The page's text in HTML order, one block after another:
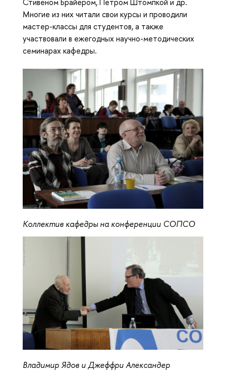
Многие из них читали свои курсы и проводили
мастер-классы для студентов, а также
участвовали в ежегодных научно-методических
семинарах кафедры.
Коллектив кафедры на конференции СОПСО
Владимир Ядов и Джеффри Александер